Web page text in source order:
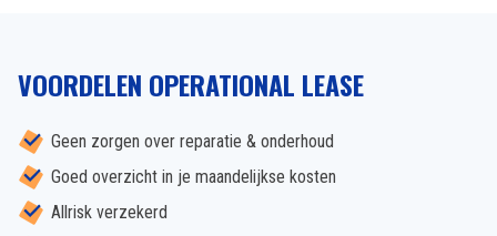
VOORDELEN OPERATIONAL LEASE
Geen zorgen over reparatie & onderhoud
Goed overzicht in je maandelijkse kosten
Allrisk verzekerd